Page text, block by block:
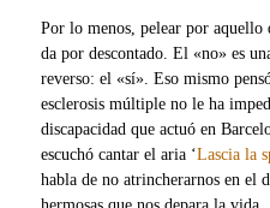
Por lo menos, pelear por aquello
da por descontado. El «no» es
reverso: el «sí». Eso mismo
esclerosis múltiple no le ha
discapacidad que actuó en
escuchó cantar el aria ‘Lascia la
habla de no atrincherarnos en el